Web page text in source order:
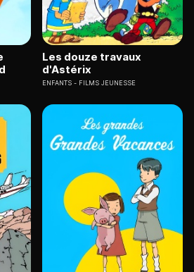
Les douze travaux
d'Astérix
ENFANTS FILMS JEUNESSE